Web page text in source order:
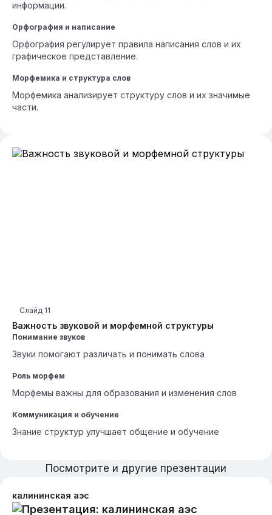
информации.
Орфография и написание
Орфография регулирует правила написания слов и их
графическое представление.
Морфемика и структура слов
Морфемика анализирует структуру слов и их значимые
части.
Важность звуковой и морфемной структуры
Слайд 11
Понимание звуков
Звуки помогают различать и понимать слова
Роль морфем
Морфемы важны для образования и изменения слов
Коммуникация и обучение
Знание структур улучшает общение и обучение
Посмотрите и другие презентации
калининская аэс